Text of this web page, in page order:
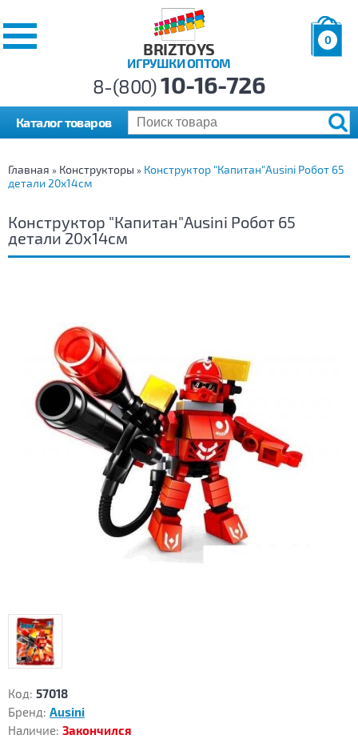
BRIZTOYS
ИГРУШКИ ОПТОМ
0
р.
8-(800)10-16-726
Каталог товаров
Главная » Конструкторы » Конструктор "Капитан"Ausini Робот 65
детали 20х14см
Конструктор "Капитан"Ausini Робот 65
детали 20х14см
Код: 57018
Бренд: Ausini
Наличие: Закончился